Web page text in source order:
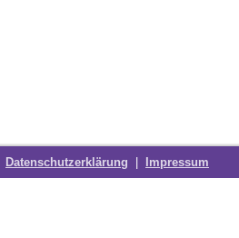
Datenschutzerklärung Impressum